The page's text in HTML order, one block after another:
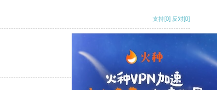
支持[0] 反对[0]